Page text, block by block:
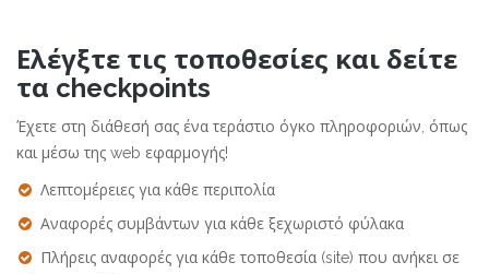
Ελέγξτε τις τοποθεσίες και δείτε
τα checkpoints
Έχετε στη διάθεσή σας ένα τεράστιο όγκο πληροφοριών, όπως
και μέσω της web εφαρμογής!
Λεπτομέρειες για κάθε περιπολία
Αναφορές συμβάντων για κάθε ξεχωριστό φύλακα
Πλήρεις αναφορές για κάθε τοποθεσία (site) που ανήκει σε